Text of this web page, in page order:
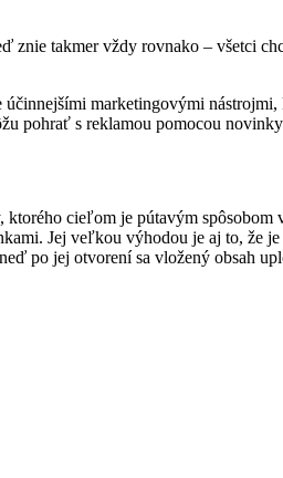
takmer vždy rovnako – všetci
marketingovými
pohrať s reklamou pomocou
cieľom je pútavým
Jej veľkou výhodou je aj to, že
po jej otvorení sa vložený obsah